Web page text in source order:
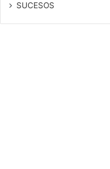
SUCESOS